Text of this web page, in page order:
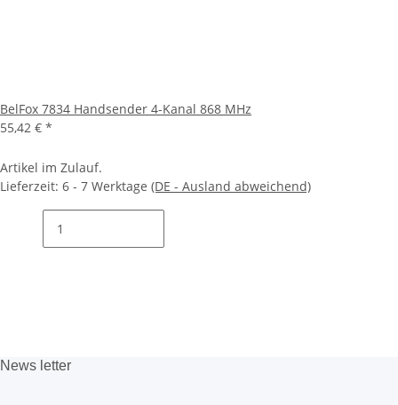
BelFox 7834 Handsender 4-Kanal 868 MHz
55,42 € *
Artikel im Zulauf.
Lieferzeit: 6 - 7 Werktage (DE - Ausland abweichend)
News letter